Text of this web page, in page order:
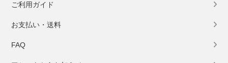
ご利用ガイド
お支払い・送料
FAQ